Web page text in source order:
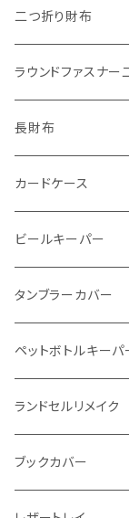
"うちの子"ペットキ
ワンタッチコイン
ワンタッチコイン
ファスナーコインケ
"Jack"マイクロウ
"Ripper"マイクロ
二つ折り財布
"Basic"アートウォ
番外編Basicアートウ
スキニーウォレット
ストーンウォレット
メタルウォレット
インビジブルウォレッ
イントレチャート 編
"Crammy"L字フラッ
"メッセージ"カリグ
ラウンドファスナ
長財布
折り財布
L字ファスナー
柔らか革財布
イントレチャート
ラウンドファスナー
カードケース
ビールキーパー
タンブラーカバー
ペットボトルキーパ
ランドセルリメイク
写真立て
ブックカバー